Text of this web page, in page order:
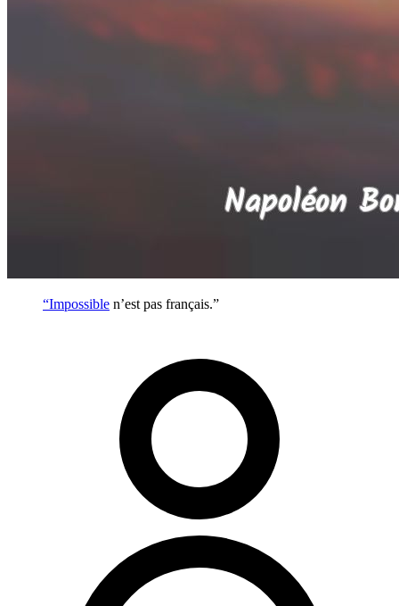
“Impossible n’est pas français.”